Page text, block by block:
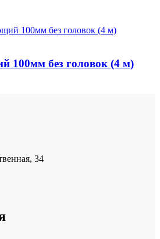
100мм без головок (4 м)
34